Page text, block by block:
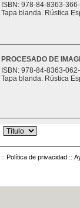
ISBN: 978-84-8363-
Tapa blanda. Rústica
PROCESADO DE
ISBN: 978-84-8363-
Tapa blanda. Rústica
:: Política de privacidad ::